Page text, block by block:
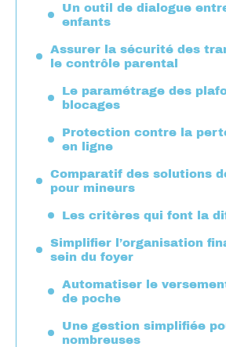
Un outil de dialogue
enfants
Assurer la sécurité des
le contrôle parental
Le paramétrage des
blocages
Protection contre la
en ligne
Comparatif des solutions
pour mineurs
Les critères qui font la
Simplifier l’organisation
sein du foyer
Automatiser le
de poche
Une gestion simplifiée
nombreuses